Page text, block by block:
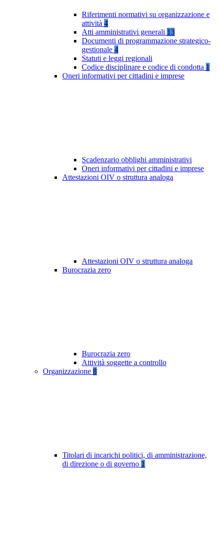
Riferimenti normativi su organizzazione e
attività 4
Atti amministrativi generali 13
Documenti di programmazione strategico-
gestionale 4
Statuti e leggi regionali
Codice disciplinare e codice di condotta 1
Oneri informativi per cittadini e imprese
Scadenzario obblighi amministrativi
Oneri informativi per cittadini e imprese
Attestazioni OIV o struttura analoga
Attestazioni OIV o struttura analoga
Burocrazia zero
Burocrazia zero
Attività soggette a controllo
Organizzazione 8
Titolari di incarichi politici, di amministrazione,
di direzione o di governo 1